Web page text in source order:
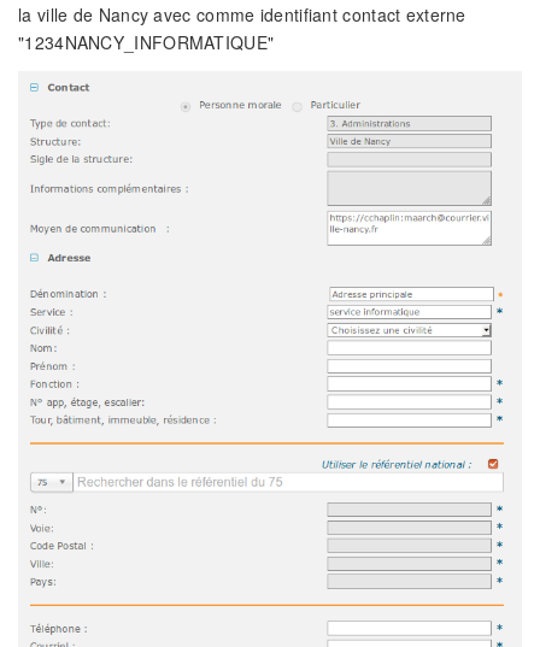
la ville de Nancy avec comme identifiant contact externe
"1234NANCY_INFORMATIQUE"